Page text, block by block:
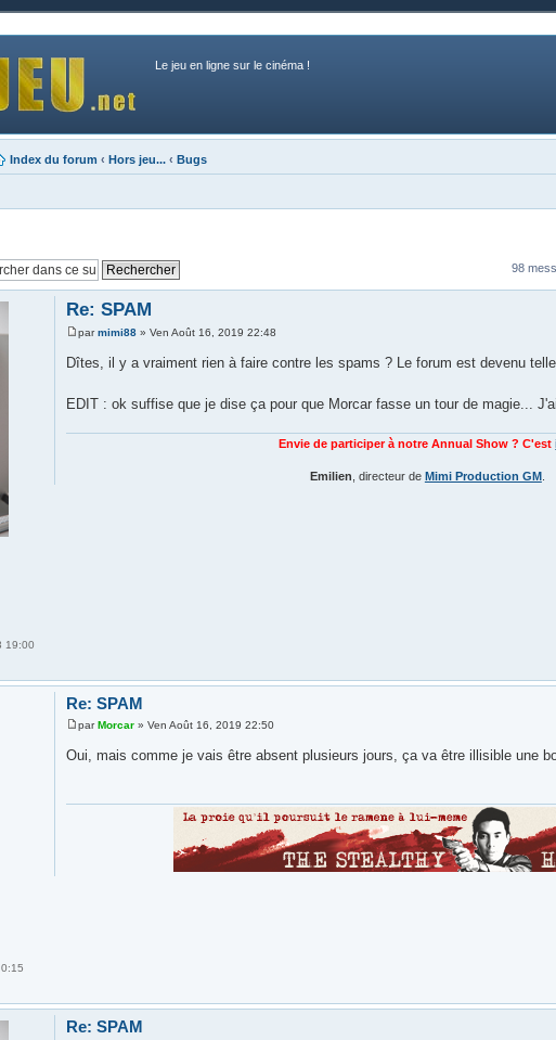
Le jeu en ligne sur le cinéma !
Index du forum ‹ Hors jeu... ‹ Bugs
98
Re: SPAM
parmimi88» Ven Août 16, 2019 22:48
Dîtes, il y a vraiment rien à faire contre les spams ? Le forum est devenu
EDIT : ok suffise que je dise ça pour que Morcar fasse un tour de magie...
Envie de participer à notre Annual Show ? C'est
Emilien , directeur de Mimi Production GM.
19:00
Re: SPAM
parMorcar» Ven Août 16, 2019 22:50
Oui, mais comme je vais être absent plusieurs jours, ça va être illisible une
Re: SPAM